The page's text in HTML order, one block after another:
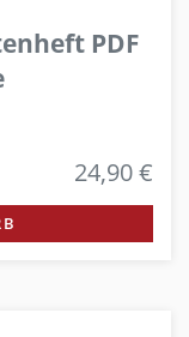
PDF
24,90 €